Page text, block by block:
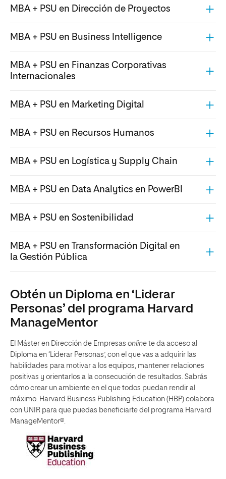
MBA + PSU en Dirección de Proyectos
MBA + PSU en Business Intelligence
MBA + PSU en Finanzas Corporativas
Internacionales
MBA + PSU en Marketing Digital
MBA + PSU en Recursos Humanos
MBA + PSU en Logística y Supply Chain
MBA + PSU en Data Analytics en PowerBI
MBA + PSU en Sostenibilidad
MBA + PSU en Transformación Digital en
la Gestión Pública
Obtén un Diploma en ‘Liderar
Personas’ del programa Harvard
ManageMentor
El Máster en Dirección de Empresas online te da acceso al
Diploma en ‘Liderar Personas’, con el que vas a adquirir las
habilidades para motivar a los equipos, mantener relaciones
positivas y orientarlos a la consecución de resultados. Sabrás
cómo crear un ambiente en el que todos puedan rendir al
máximo. Harvard Business Publishing Education (HBP) colabora
con UNIR para que puedas beneficiarte del programa Harvard
ManageMentor®.